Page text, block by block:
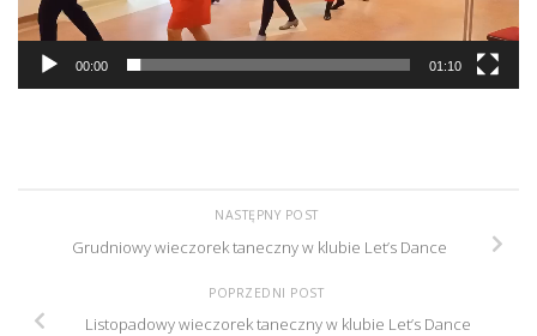
00:00 01:10
NASTĘPNY POST
Grudniowy wieczorek taneczny w klubie Let’s Dance
POPRZEDNI POST
Listopadowy wieczorek taneczny w klubie Let’s Dance